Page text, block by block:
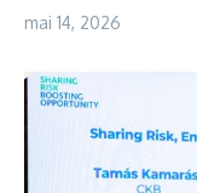
mai 14, 2026